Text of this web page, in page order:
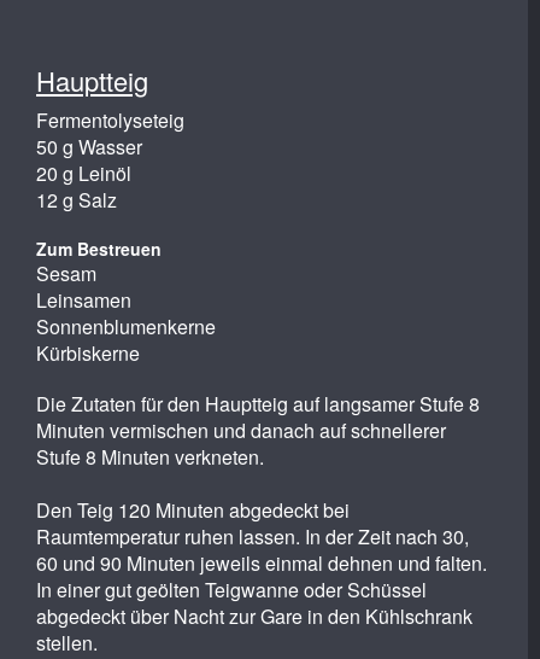
Hauptteig
Fermentolyseteig
50 g Wasser
20 g Leinöl
12 g Salz
Zum Bestreuen
Sesam
Leinsamen
Sonnenblumenkerne
Kürbiskerne
Die Zutaten für den Hauptteig auf langsamer Stufe 8
Minuten vermischen und danach auf schnellerer
Stufe 8 Minuten verkneten.
Den Teig 120 Minuten abgedeckt bei
Raumtemperatur ruhen lassen. In der Zeit nach 30,
60 und 90 Minuten jeweils einmal dehnen und falten.
In einer gut geölten Teigwanne oder Schüssel
abgedeckt über Nacht zur Gare in den Kühlschrank
stellen.